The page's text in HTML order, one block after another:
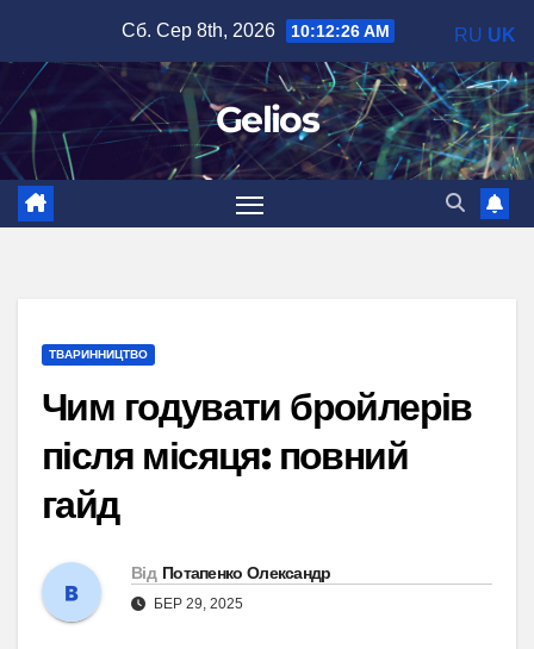
вмісту
Сб. Сер 8th, 2026 10:12:27 AM
Gelios
ТВАРИННИЦТВО
Чим годувати бройлерів
після місяця: повний
гайд
Від Потапенко Олександр
БЕР 29, 2025
RU UK